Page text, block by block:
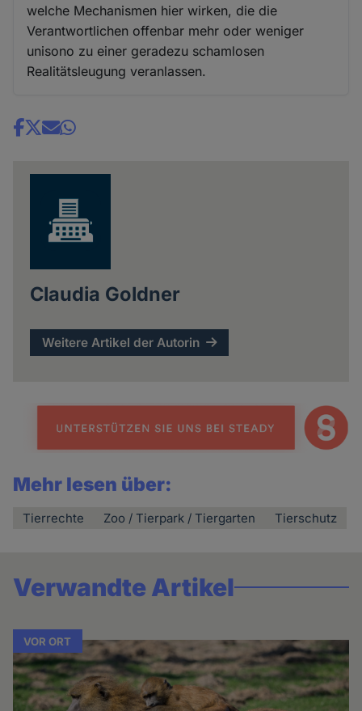
welche Mechanismen hier wirken, die die
Verantwortlichen offenbar mehr oder weniger
unisono zu einer geradezu schamlosen
Realitätsleugung veranlassen.
Share
Claudia Goldner
Weitere Artikel der Autorin
Mehr lesen über:
Tierrechte Zoo / Tierpark / Tiergarten Tierschutz
Verwandte Artikel
VOR ORT